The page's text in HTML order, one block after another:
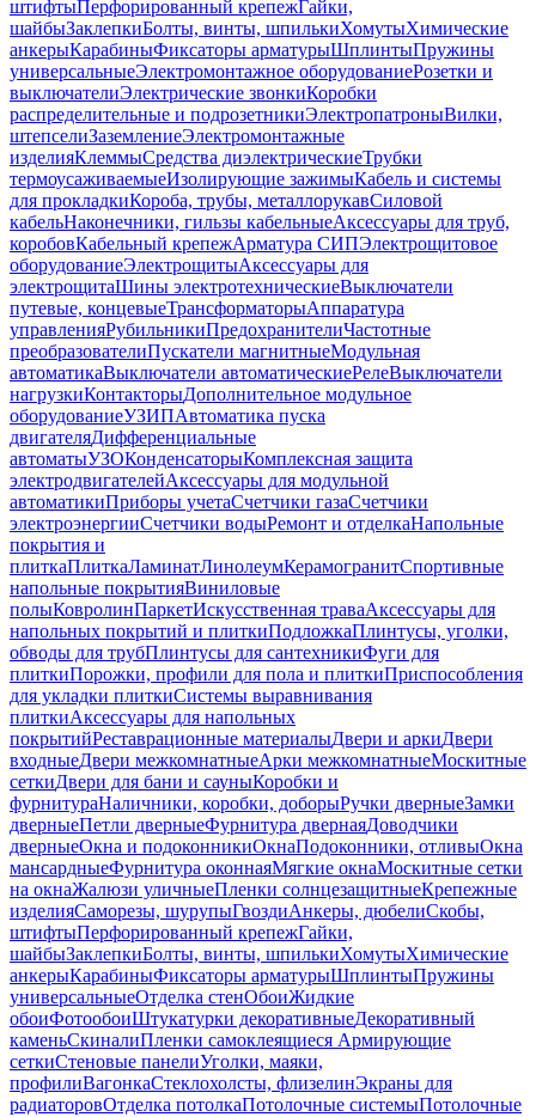
штифтыПерфорированный крепежГайки,
шайбыЗаклепкиБолты, винты, шпилькиХомутыХимические
анкерыКарабиныФиксаторы арматурыШплинтыПружины
универсальныеЭлектромонтажное оборудованиеРозетки и
выключателиЭлектрические звонкиКоробки
распределительные и подрозетникиЭлектропатроныВилки,
штепселиЗаземлениеЭлектромонтажные
изделияКлеммыСредства диэлектрическиеТрубки
термоусаживаемыеИзолирующие зажимыКабель и системы
для прокладкиКороба, трубы, металлорукавСиловой
кабельНаконечники, гильзы кабельныеАксессуары для труб,
коробовКабельный крепежАрматура СИПЭлектрощитовое
оборудованиеЭлектрощитыАксессуары для
электрощитаШины электротехническиеВыключатели
путевые, концевыеТрансформаторыАппаратура
управленияРубильникиПредохранителиЧастотные
преобразователиПускатели магнитныеМодульная
автоматикаВыключатели автоматическиеРелеВыключатели
нагрузкиКонтакторыДополнительное модульное
оборудованиеУЗИПАвтоматика пуска
двигателяДифференциальные
автоматыУЗОКонденсаторыКомплексная защита
электродвигателейАксессуары для модульной
автоматикиПриборы учетаСчетчики газаСчетчики
электроэнергииСчетчики водыРемонт и отделкаНапольные
покрытия и
плиткаПлиткаЛаминатЛинолеумКерамогранитСпортивные
напольные покрытияВиниловые
полыКовролинПаркетИскусственная траваАксессуары для
напольных покрытий и плиткиПодложкаПлинтусы, уголки,
обводы для трубПлинтусы для сантехникиФуги для
плиткиПорожки, профили для пола и плиткиПриспособления
для укладки плиткиСистемы выравнивания
плиткиАксессуары для напольных
покрытийРеставрационные материалыДвери и аркиДвери
входныеДвери межкомнатныеАрки межкомнатныеМоскитные
сеткиДвери для бани и сауныКоробки и
фурнитураНаличники, коробки, доборыРучки дверныеЗамки
дверныеПетли дверныеФурнитура двернаяДоводчики
дверныеОкна и подоконникиОкнаПодоконники, отливыОкна
мансардныеФурнитура оконнаяМягкие окнаМоскитные сетки
на окнаЖалюзи уличныеПленки солнцезащитныеКрепежные
изделияСаморезы, шурупыГвоздиАнкеры, дюбелиСкобы,
штифтыПерфорированный крепежГайки,
шайбыЗаклепкиБолты, винты, шпилькиХомутыХимические
анкерыКарабиныФиксаторы арматурыШплинтыПружины
универсальныеОтделка стенОбоиЖидкие
обоиФотообоиШтукатурки декоративныеДекоративный
каменьСкиналиПленки самоклеящиеся Армирующие
сеткиСтеновые панелиУголки, маяки,
профилиВагонкаСтеклохолсты, флизелинЭкраны для
радиаторовОтделка потолкаПотолочные системыПотолочные